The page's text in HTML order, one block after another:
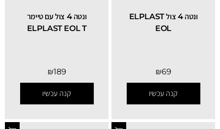
ונטה 4 צול ELPLAST
EOL
₪69
קנה עכשיו
ונטה 4 צול עם טיימר
ELPLAST EOL T
₪189
קנה עכשיו